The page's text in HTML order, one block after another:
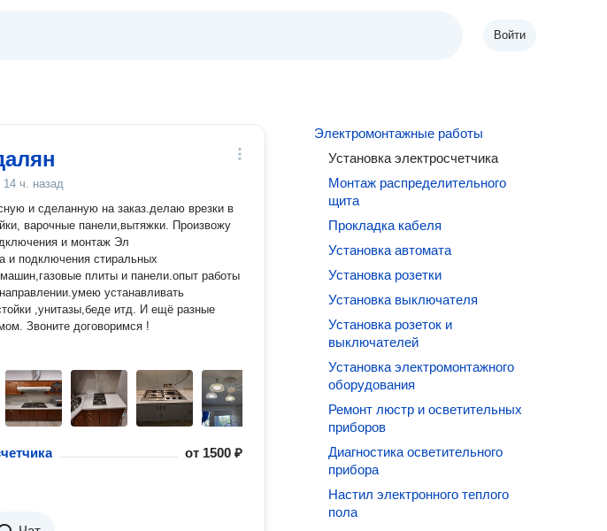
Войти
14 ч. назад
и сделанную на заказ.делаю врезки в
варочные панели,вытяжки. Произвожу
и монтаж Эл
и подключения стиральных
плиты и панели.опыт работы
,унитазы,беде итд. И ещё разные
с домом. Звоните договоримся !
от 1500 ₽
Электромонтажные работы
Установка электросчетчика
Монтаж распределительного
щита
Прокладка кабеля
Установка автомата
Установка розетки
Установка выключателя
Установка розеток и
выключателей
Установка электромонтажного
оборудования
Ремонт люстр и осветительных
приборов
Диагностика осветительного
прибора
Настил электронного теплого
пола